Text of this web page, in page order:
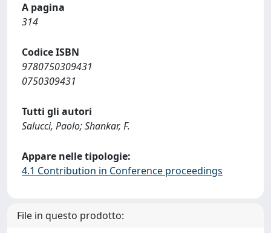
A pagina
314
Codice ISBN
9780750309431
0750309431
Tutti gli autori
Salucci, Paolo; Shankar, F.
Appare nelle tipologie:
4.1 Contribution in Conference proceedings
File in questo prodotto: